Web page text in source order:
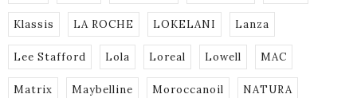
Klassis LA ROCHE LOKELANI Lanza
Lee Stafford Lola Loreal Lowell MAC
Matrix Maybelline Moroccanoil NATURA